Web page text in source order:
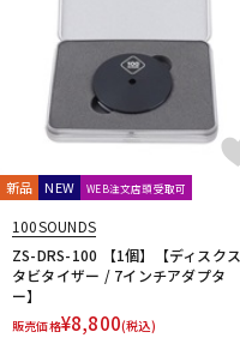
新品 NEW WEB注文店頭受取可
100SOUNDS
ZS-DRS-100 【1個】【ディスクス
タビタイザー / 7インチアダプタ
ー】
販売価格¥8,800(税込)